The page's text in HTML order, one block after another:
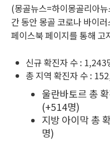
(몽골뉴스=하이몽골리아
간 동안 몽골 코로나 바이
페이스북 페이지를 통해 고
신규 확진자 수 : 1,243
총 지역 확진자 수 :
울란바토르 총
(+514명)
지방 아이막 총
명)